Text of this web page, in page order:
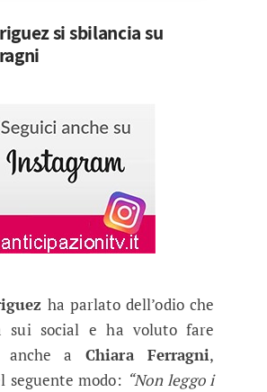
si sbilancia su
ha parlato dell’odio che
sui social e ha voluto fare
anche a Chiara Ferragni,
seguente modo: “Non leggo i